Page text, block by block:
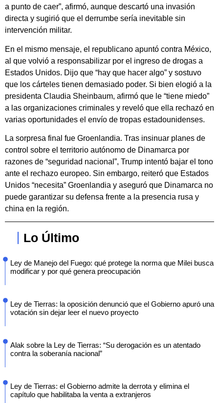
a punto de caer”, afirmó, aunque descartó una invasión
directa y sugirió que el derrumbe sería inevitable sin
intervención militar.
En el mismo mensaje, el republicano apuntó contra México,
al que volvió a responsabilizar por el ingreso de drogas a
Estados Unidos. Dijo que “hay que hacer algo” y sostuvo
que los cárteles tienen demasiado poder. Si bien elogió a la
presidenta Claudia Sheinbaum, afirmó que le “tiene miedo”
a las organizaciones criminales y reveló que ella rechazó en
varias oportunidades el envío de tropas estadounidenses.
La sorpresa final fue Groenlandia. Tras insinuar planes de
control sobre el territorio autónomo de Dinamarca por
razones de “seguridad nacional”, Trump intentó bajar el tono
ante el rechazo europeo. Sin embargo, reiteró que Estados
Unidos “necesita” Groenlandia y aseguró que Dinamarca no
puede garantizar su defensa frente a la presencia rusa y
china en la región.
Lo Último
Ley de Manejo del Fuego: qué protege la norma que Milei busca
modificar y por qué genera preocupación
Ley de Tierras: la oposición denunció que el Gobierno apuró una
votación sin dejar leer el nuevo proyecto
Alak sobre la Ley de Tierras: “Su derogación es un atentado
contra la soberanía nacional”
Ley de Tierras: el Gobierno admite la derrota y elimina el
capítulo que habilitaba la venta a extranjeros